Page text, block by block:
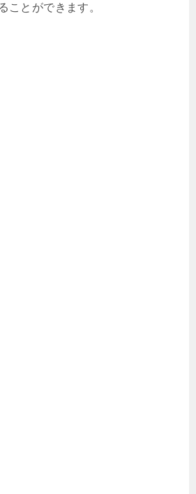
ことができます。